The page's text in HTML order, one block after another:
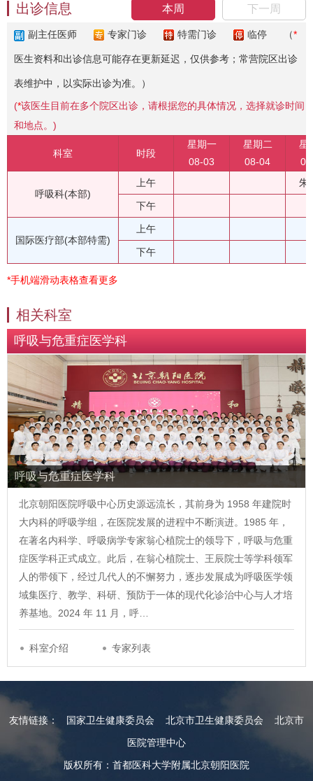
本周 下一周
出诊信息
副主任医师 专家门诊 特需门诊 临停 （*
医生资料和出诊信息可能存在更新延迟，仅供参考；常营院区出诊
表维护中，以实际出诊为准。）
(*该医生目前在多个院区出诊，请根据您的具体情况，选择就诊时间
和地点。)
科室 时段
星期一
08-03
星期二
08-04
星
呼吸科(本部)
上午 朱
下午
国际医疗部(本部特需)
上午
下午
*手机端滑动表格查看更多
相关科室
呼吸与危重症医学科
呼吸与危重症医学科
北京朝阳医院呼吸中心历史源远流长，其前身为 1958 年建院时
大内科的呼吸学组，在医院发展的进程中不断演进。1985 年，
在著名内科学、呼吸病学专家翁心植院士的领导下，呼吸与危重
症医学科正式成立。此后，在翁心植院士、王辰院士等学科领军
人的带领下，经过几代人的不懈努力，逐步发展成为呼吸医学领
域集医疗、教学、科研、预防于一体的现代化诊治中心与人才培
养基地。2024 年 11 月，呼…
科室介绍 专家列表
友情链接： 国家卫生健康委员会 北京市卫生健康委员会
北京市
医院管理中心
版权所有：首都医科大学附属北京朝阳医院